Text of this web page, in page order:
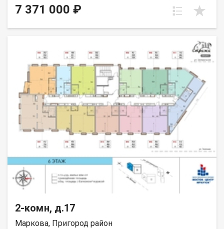
спальню родителей и детскую или семейную комнату и
гостиную. Пространство пластично и позволяет создать
7 371 000 ₽
2-комн, д.17
Маркова, Пригород район